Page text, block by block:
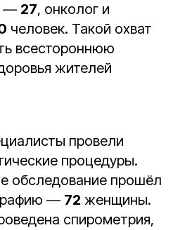
— 27, онколог и
человек. Такой охват
всестороннюю
жителей
провели
процедуры.
обследование прошёл
— 72 женщины.
спирометрия,